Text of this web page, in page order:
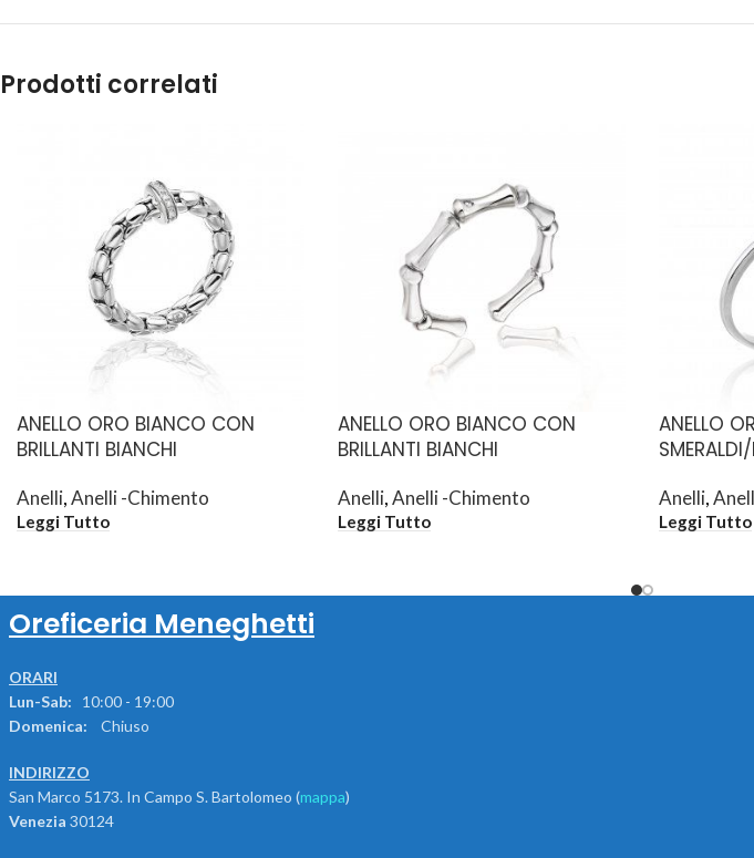
Prodotti correlati
ANELLO ORO BIANCO CON
BRILLANTI BIANCHI
Anelli,Anelli -Chimento
Leggi Tutto
ANELLO ORO BIANCO CON
BRILLANTI BIANCHI
Anelli,Anelli -Chimento
Leggi Tutto
ANELLO
Anelli,
Leggi Tutto
Oreficeria Meneghetti
ORARI
Lun-Sab: 10:00 - 19:00
Domenica:
Chiuso
INDIRIZZO
San Marco 5173. In Campo S. Bartolomeo (mappa)
Venezia 30124